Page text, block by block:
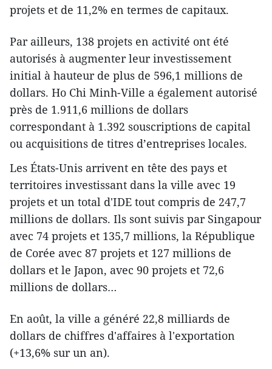
projets et de 11,2% en termes de capitaux.
Par ailleurs, 138 projets en activité ont été
autorisés à augmenter leur investissement
initial à hauteur de plus de 596,1 millions de
dollars. Ho Chi Minh-Ville a également autorisé
près de 1.911,6 millions de dollars
correspondant à 1.392 souscriptions de capital
ou acquisitions de titres d’entreprises locales.
Les États-Unis arrivent en tête des pays et
territoires investissant dans la ville avec 19
projets et un total d'IDE tout compris de 247,7
millions de dollars. Ils sont suivis par Singapour
avec 74 projets et 135,7 millions, la République
de Corée avec 87 projets et 127 millions de
dollars et le Japon, avec 90 projets et 72,6
millions de dollars…
En août, la ville a ​généré 22,8 milliards de
dollars ​de chiffres d'affaires à l'exportation
(+13,6% sur un an).